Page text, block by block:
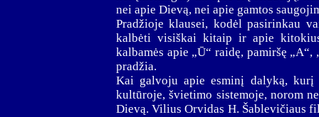
nei apie Dievą, nei apie gamtos
Pradžioje klausei, kodėl pasirinkau
kalbėti visiškai kitaip ir apie
kalbamės apie „Ū“ raidę, pamiršę
pradžia.
Kai galvoju apie esminį dalyką, kurį
kultūroje, švietimo sistemoje, norom
Dievą. Vilius Orvidas H. Šablevičiaus